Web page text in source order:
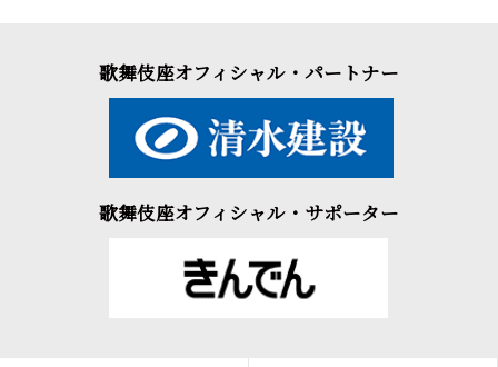
歌舞伎座オフィシャル・パートナー
歌舞伎座オフィシャル・サポーター